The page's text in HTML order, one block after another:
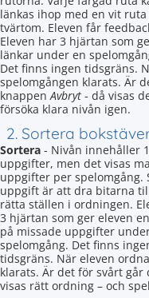
länkas ihop med en vit ruta
tvärtom. Eleven får
Eleven har 3 hjärtan som
länkar under en
Det finns ingen tidsgräns.
spelomgången klarats. Är
knappenAvbryt - då visas
försöka klara nivån igen.
2. Sortera
Sortera - Nivån innehåller
uppgifter, men det visas
uppgifter per spelomgång.
uppgift är att dra bitarna
rätta ställen i ordningen.
3 hjärtan som ger eleven
på missade uppgifter
spelomgång. Det finns
tidsgräns. När eleven
klarats. Är det för svårt går
visas rätt ordning – och